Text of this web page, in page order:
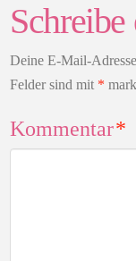
Deine E-Mail-
Felder sind mit *
Kommentar*